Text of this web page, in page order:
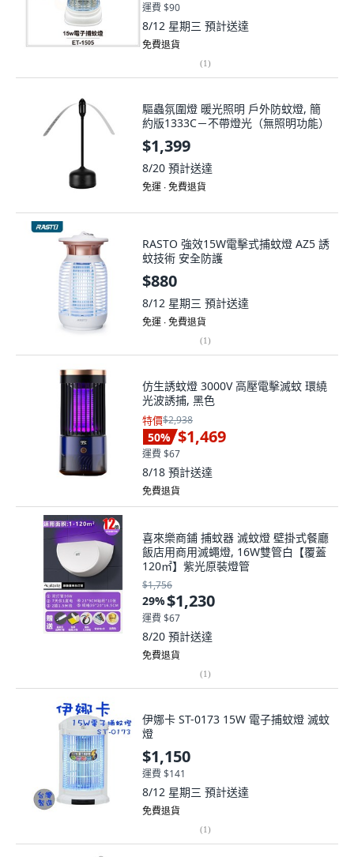
8/12 星期三
免費退貨
約版1333C－不帶燈光（無照明功能）
$1,399
8/20預計送達
免運 ∙ 免費退貨
蚊技術 安全防護
$880
8/12 星期三
免運 ∙ 免費退貨
1
光波誘捕, 黑色
特價$2,938
50% $1,469
運費 $67
8/18預計送達
免費退貨
飯店用商用滅蠅燈, 16W雙管白【覆蓋
120㎡】紫光原裝燈管
$1,756
29%$1,230
運費 $67
8/20預計送達
免費退貨
燈
$1,150
運費 $141
8/12 星期三
免費退貨